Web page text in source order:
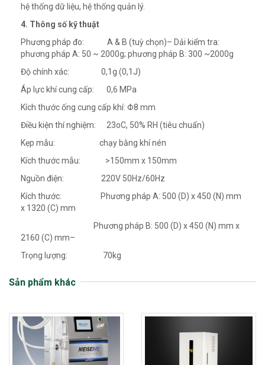
hệ thống dữ liệu, hệ thống quản lý.
4. Thông số kỹ thuật
Phương pháp đo: A & B (tuỳ chọn)– Dải kiểm tra:
phương pháp A: 50 ~ 2000g; phương pháp B: 300 ~2000g
Độ chính xác: 0,1g (0,1J)
Áp lực khí cung cấp: 0,6 MPa
Kích thước ống cung cấp khí: Φ8 mm
Điều kiện thí nghiệm: 23oC, 50% RH (tiêu chuẩn)
Kẹp mẫu: chạy bằng khí nén
Kích thước mẫu: >150mm x 150mm
Nguồn điện: 220V 50Hz/60Hz
Kích thước: Phương pháp A: 500 (D) x 450 (N) mm
x 1320 (C) mm
Phương pháp B: 500 (D) x 450 (N) mm x
2160 (C) mm–
Trọng lượng: 70kg
Sản phẩm khác